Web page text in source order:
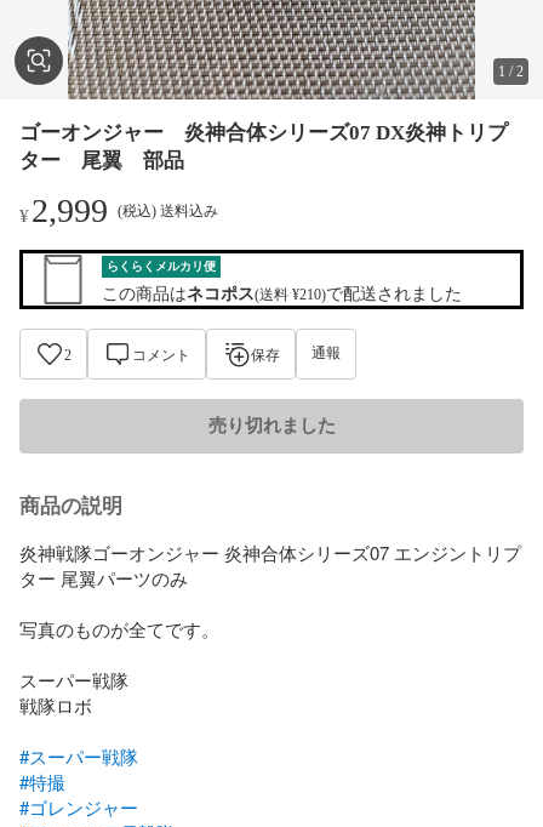
1 /2
ゴーオンジャー 炎神合体シリーズ07 DX炎神トリプ
ター 尾翼 部品
¥2,999 (税込) 送料込み
らくらくメルカリ便
この商品はネコポス(送料 ¥210)で配送されました
2 コメント 保存 通報
売り切れました
商品の説明
炎神戦隊ゴーオンジャー 炎神合体シリーズ07 エンジントリプ
ター 尾翼パーツのみ
写真のものが全てです。
スーパー戦隊
戦隊ロボ
#スーパー戦隊
#特撮
#ゴレンジャー